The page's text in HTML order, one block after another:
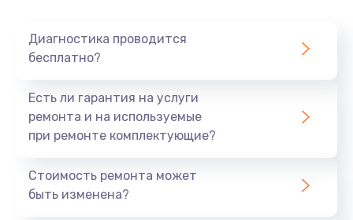
890 руб.
Замена тачпада
990 руб.
Замена динамика
Диагностика проводится
бесплатно?
Есть ли гарантия на услуги
ремонта и на используемые
при ремонте комплектующие?
Стоимость ремонта может
быть изменена?